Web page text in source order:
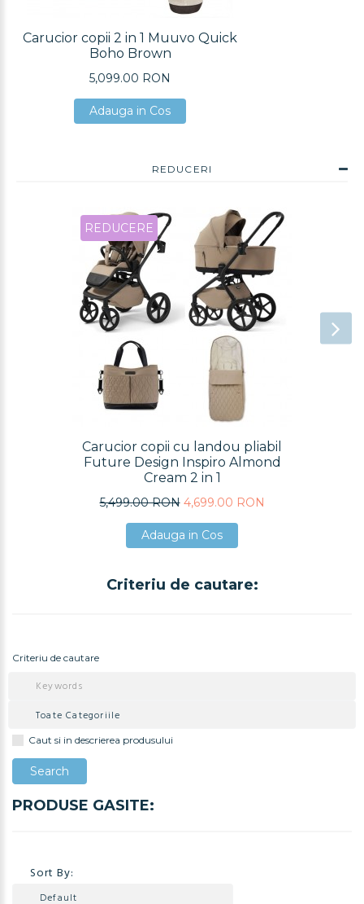
Carucior copii 2 in 1 Muuvo Quick
Boho Brown
5,099.00 RON
Adauga in Cos
Adauga in Cos
REDUCERI
REDUCERE
Carucior copii cu landou pliabil
Future Design Inspiro Almond
Cream 2 in 1
5,499.00 RON 4,699.00 RON
Adauga in Cos
Adauga in Cos
Adauga in Cos
Criteriu de cautare:
Criteriu de cautare
Caut si in descrierea produsului
PRODUSE GASITE:
Sort By: